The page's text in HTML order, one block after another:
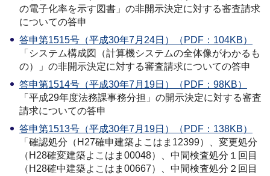
の電子化率を示す図書」の非開示決定に対する審査請求
についての答申
答申第1515号（平成30年7月24日）（PDF：104KB）
「システム構成図（計算機システムの全体像がわかるも
の）」の非開示決定に対する審査請求についての答申
答申第1514号（平成30年7月19日）（PDF：98KB）
「平成29年度法務課事務分担」の開示決定に対する審査
請求についての答申
答申第1513号（平成30年7月19日）（PDF：138KB）
「確認処分（H27確申建築よこはま12399）、変更処分
（H28確変建築よこはま00048）、中間検査処分１回目
（H28確中建築よこはま00667）、中間検査処分２回目